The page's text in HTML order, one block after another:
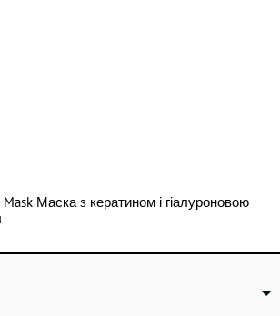
Маска з кератином і гіалуроновою